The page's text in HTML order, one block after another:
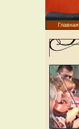
Главная